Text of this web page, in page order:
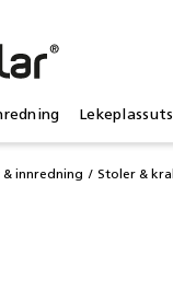
innredning Stoler &